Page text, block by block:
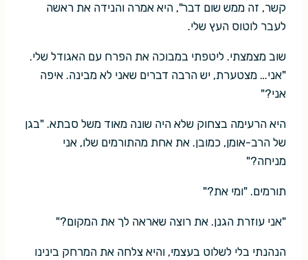
קשר, זה ממש שום דבר", היא אמרה והנידה את ראשה
לעבר לוטוס העץ שלי.
שוב מצמצתי. ליטפתי במבוכה את הפרח עם האגודל שלי.
"אני… מצטערת, יש הרבה דברים שאני לא מבינה. איפה
אני?"
היא הרעימה בצחוק שלא היה שונה מאוד משל סבתא. "בגן
של הרב-אומן, כמובן. את אחת מהתורמים שלו, אני
מניחה?"
תורמים. "ומי את?"
"אני עוזרת הגנן. את רוצה שאראה לך את המקום?"
הנהנתי בלי לשלוט בעצמי, והיא צלחה את המרחק בינינו